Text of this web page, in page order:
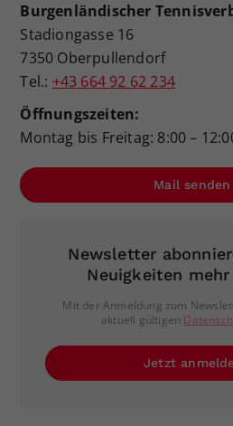
Burgenländischer
Stadiongasse 16
7350 Oberpullendorf
Tel.: +43 664 92 62 234
Öffnungszeiten:
Montag bis Freitag: 8:00 –
Mail senden
Newsletter
Neuigkeiten
Mit der Anmeldung zum
aktuell gültigen
Jetzt